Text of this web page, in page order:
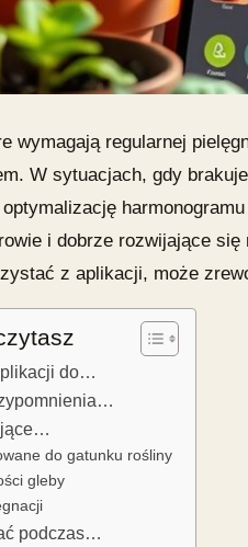
wymagają regularnej
W sytuacjach, gdy
i dobrze rozwijające
z aplikacji, może
do…
do gatunku rośliny
gleby
podczas…